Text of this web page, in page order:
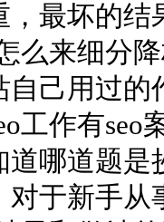
最坏的
么来细分
己用过
工作有
道哪道题
于新手从